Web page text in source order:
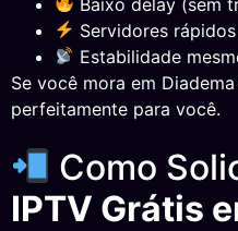
Servidores
Estabilidade
Se você mora em
perfeitamente para você.
Como
IPTV Grátis